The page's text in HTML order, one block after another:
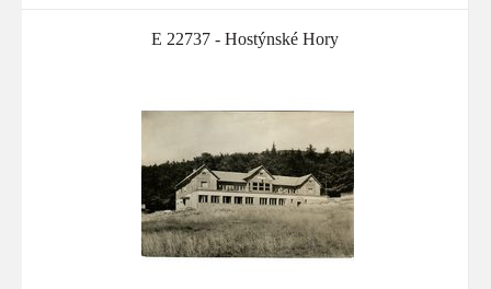
E 22737 - Hostýnské Hory